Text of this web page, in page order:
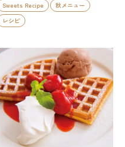
Sweets Recipe
秋メニュー
レシピ